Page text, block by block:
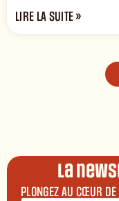
LIRE LA SUITE »
La
PLONGEZ AU CŒUR